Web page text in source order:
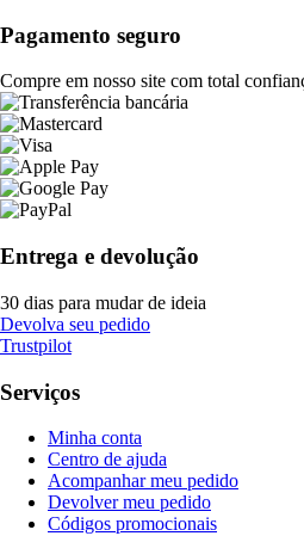
Pagamento seguro
Compre em nosso site com total
Entrega e devolução
30 dias para mudar de ideia
Devolva seu pedido
Trustpilot
Serviços
Minha conta
Centro de ajuda
Acompanhar meu pedido
Devolver meu pedido
Códigos promocionais